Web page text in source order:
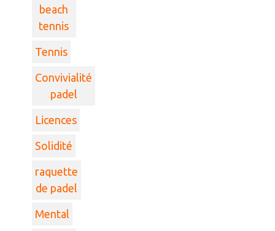
beach
tennis
Tennis
Convivialité
padel
Licences
Solidité
raquette
de padel
Mental